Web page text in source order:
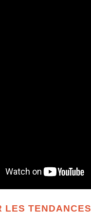
LES TENDANCES